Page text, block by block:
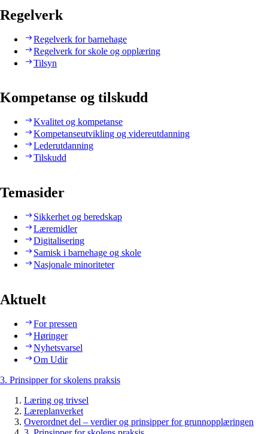
Regelverk
Regelverk for barnehage
Regelverk for skole og opplæring
Tilsyn
Kompetanse og tilskudd
Kvalitet og kompetanse
Kompetanseutvikling og videreutdanning
Lederutdanning
Tilskudd
Temasider
Sikkerhet og beredskap
Læremidler
Digitalisering
Samisk i barnehage og skole
Nasjonale minoriteter
Aktuelt
For pressen
Høringer
Nyhetsvarsel
Om Udir
3. Prinsipper for skolens praksis
Læring og trivsel
Læreplanverket
Overordnet del – verdier og prinsipper for grunnopplæringen